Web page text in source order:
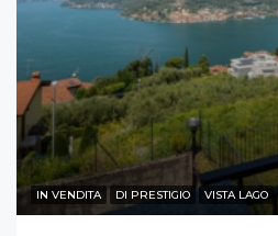
IN VENDITA DI PRESTIGIO VISTA LAGO